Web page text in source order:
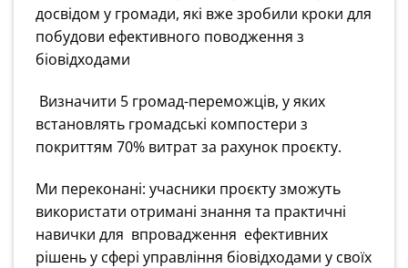
досвідом у громади, які вже зробили кроки для
побудови ефективного поводження з
біовідходами
Визначити 5 громад-переможців, у яких
встановлять громадські компостери з
покриттям 70% витрат за рахунок проєкту.
Ми переконані: учасники проєкту зможуть
використати отримані знання та практичні
навички для впровадження ефективних
рішень у сфері управління біовідходами у своїх